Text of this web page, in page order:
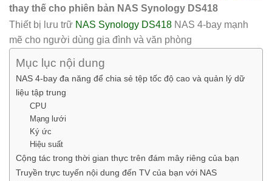
thay thế cho phiên bản NAS Synology DS418
Thiết bị lưu trữ NAS Synology DS418 NAS 4-bay mạnh
mẽ cho người dùng gia đình và văn phòng
Mục lục nội dung
NAS 4-bay đa năng để chia sẻ tệp tốc độ cao và quản lý dữ
liệu tập trung
CPU
Mạng lưới
Ký ức
Hiệu suất
Cộng tác trong thời gian thực trên đám mây riêng của bạn
Truyền trực tuyến nội dung đến TV của bạn với NAS